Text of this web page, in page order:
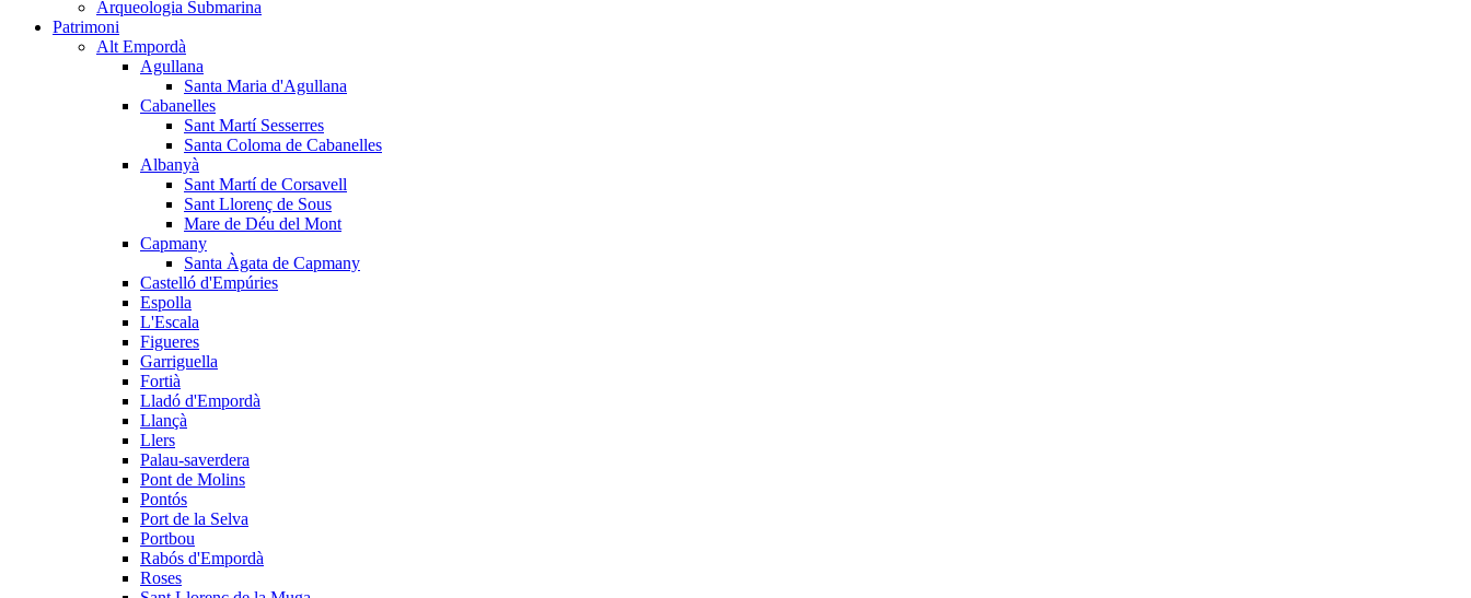
Arqueologia Submarina
Patrimoni
Alt Empordà
Agullana
Santa Maria d'Agullana
Cabanelles
Sant Martí Sesserres
Santa Coloma de Cabanelles
Albanyà
Sant Martí de Corsavell
Sant Llorenç de Sous
Mare de Déu del Mont
Capmany
Santa Àgata de Capmany
Castelló d'Empúries
Espolla
L'Escala
Figueres
Garriguella
Fortià
Lladó d'Empordà
Llançà
Llers
Palau-saverdera
Pont de Molins
Pontós
Port de la Selva
Portbou
Rabós d'Empordà
Roses